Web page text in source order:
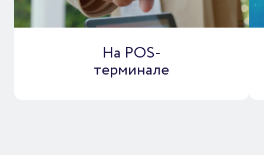
На POS-
терминале